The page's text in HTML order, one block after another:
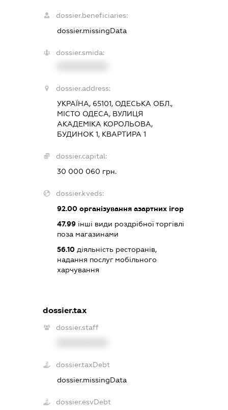
dossier.beneficiaries:
dossier.missingData
dossier.smida:
dossier.address:
УКРАЇНА, 65101, ОДЕСЬКА ОБЛ.,
МІСТО ОДЕСА, ВУЛИЦЯ
АКАДЕМІКА КОРОЛЬОВА,
БУДИНОК 1, КВАРТИРА 1
dossier.capital:
30 000 060 грн.
dossier.kveds:
92.00організування азартних ігор
47.99інші види роздрібної торгівлі
поза магазинами
56.10діяльність ресторанів,
надання послуг мобільного
харчування
dossier.tax
dossier.staff
dossier.taxDebt
dossier.missingData
dossier.esvDebt